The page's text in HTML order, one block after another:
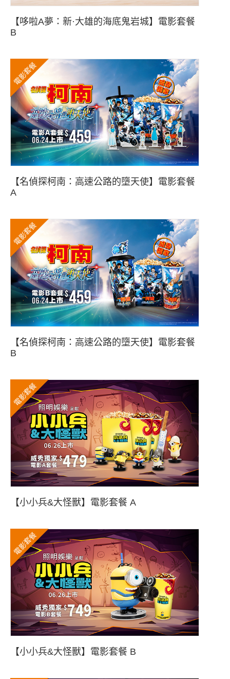
【哆啦A夢：新·大雄的海底鬼岩城】電影套餐
B
電影套餐
【名偵探柯南：高速公路的墮天使】電影套餐
A
電影套餐
【名偵探柯南：高速公路的墮天使】電影套餐
B
電影套餐
【小小兵&大怪獸】電影套餐 A
電影套餐
【小小兵&大怪獸】電影套餐 B